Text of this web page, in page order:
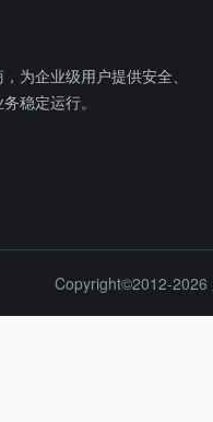
为企业级用户提供安全、
稳定运行。
Copyright©2012-2026